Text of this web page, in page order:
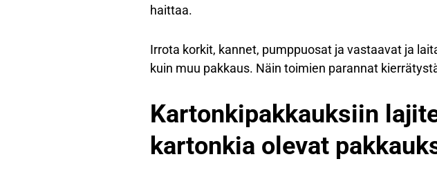
haittaa.
Irrota korkit, kannet, pumppuosat ja vastaavat ja
kuin muu pakkaus. Näin toimien parannat
Kartonkipakkauksiin
kartonkia olevat